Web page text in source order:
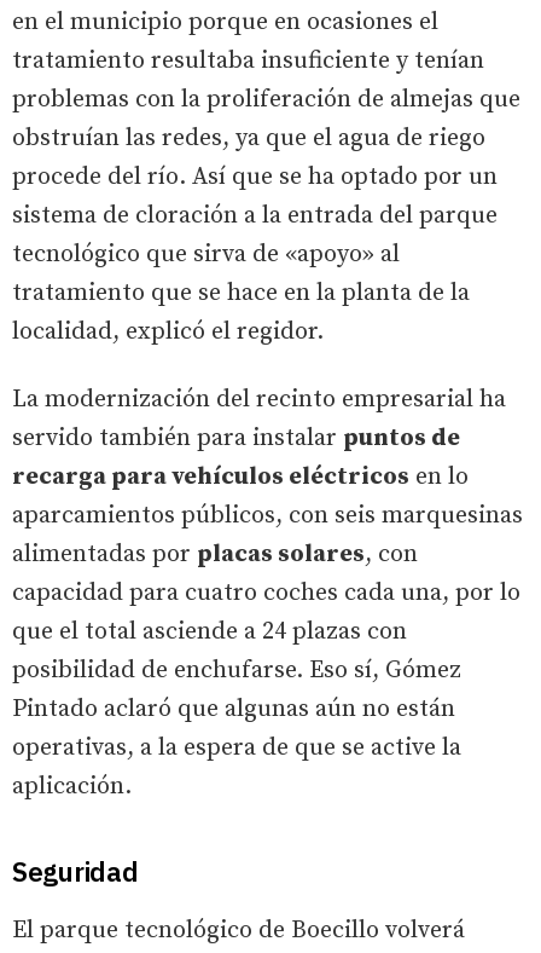
en el municipio porque en ocasiones el
tratamiento resultaba insuficiente y tenían
problemas con la proliferación de almejas que
obstruían las redes, ya que el agua de riego
procede del río. Así que se ha optado por un
sistema de cloración a la entrada del parque
tecnológico que sirva de «apoyo» al
tratamiento que se hace en la planta de la
localidad, explicó el regidor.
La modernización del recinto empresarial ha
servido también para instalar puntos de
recarga para vehículos eléctricos en lo
aparcamientos públicos, con seis marquesinas
alimentadas por placas solares, con
capacidad para cuatro coches cada una, por lo
que el total asciende a 24 plazas con
posibilidad de enchufarse. Eso sí, Gómez
Pintado aclaró que algunas aún no están
operativas, a la espera de que se active la
aplicación.
Seguridad
El parque tecnológico de Boecillo volverá